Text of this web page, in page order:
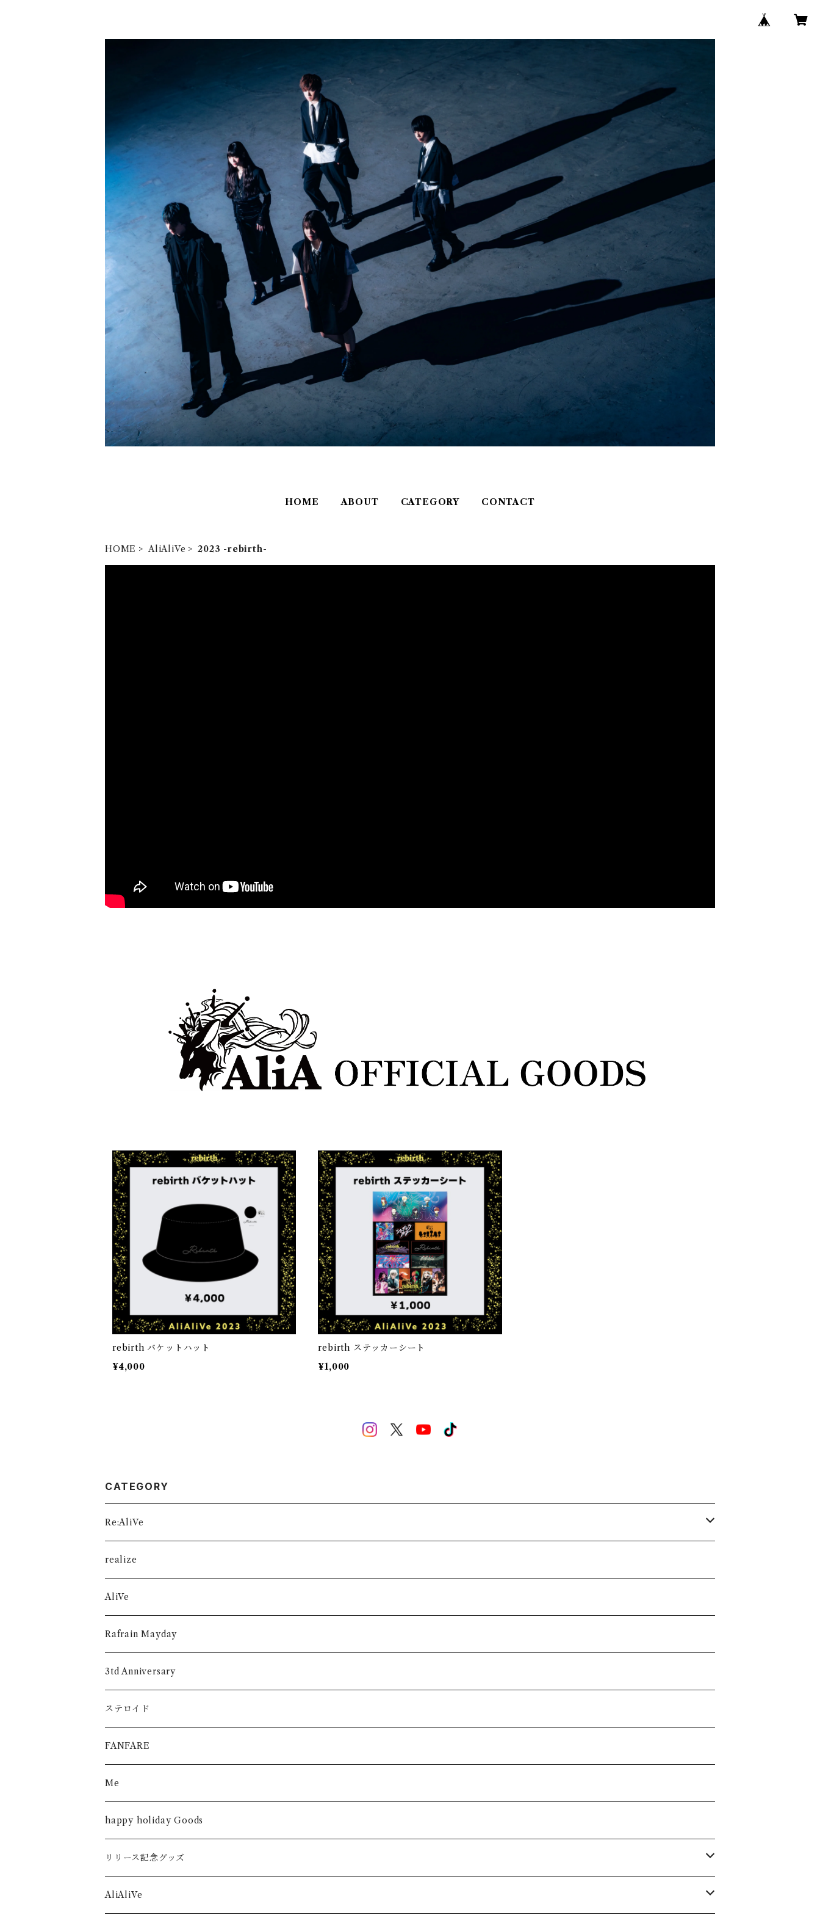
HOME ABOUT CATEGORY CONTACT
HOME AliAliVe 2023 -rebirth-
rebirth バケットハット
¥4,000
rebirth ステッカーシート
¥1,000
CATEGORY
Re:AliVe
数量限定
realize
AliVe
Rafrain Mayday
3td Anniversary
ステロイド
FANFARE
Me
happy holiday Goods
リリース記念グッズ
シンデレラストーリー
AliAliVe